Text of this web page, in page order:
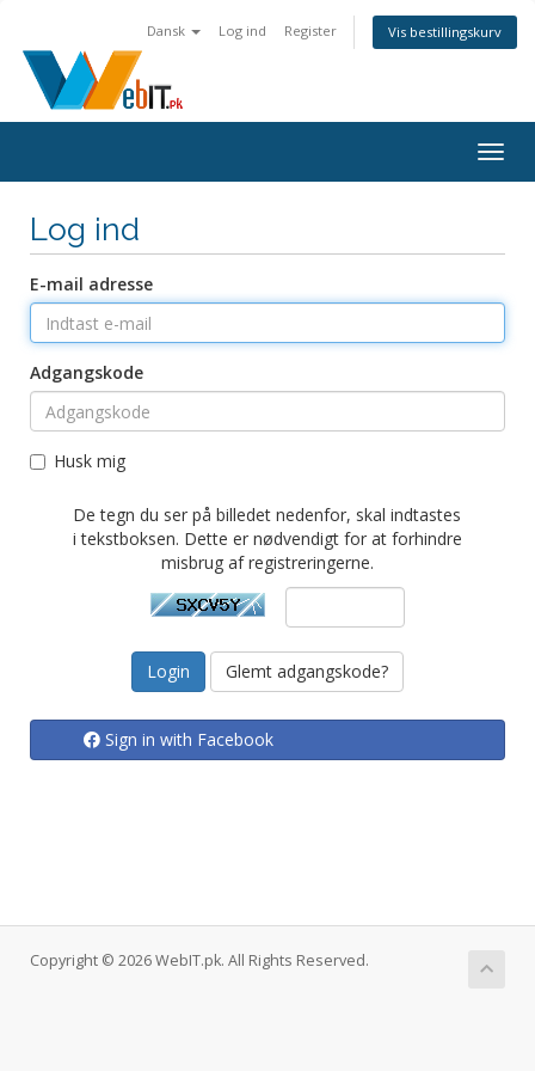
Dansk Log ind Register Vis bestillingskurv
Log ind
E-mail adresse
Adgangskode
Husk mig
De tegn du ser på billedet nedenfor, skal indtastes
i tekstboksen. Dette er nødvendigt for at forhindre
misbrug af registreringerne.
Glemt adgangskode?
Sign in with Facebook
Copyright © 2026 WebIT.pk. All Rights Reserved.